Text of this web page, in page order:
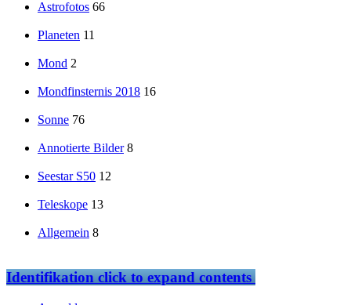
Astrofotos 66
Planeten 11
Mond 2
Mondfinsternis 2018 16
Sonne 76
Annotierte Bilder 8
Seestar S50 12
Teleskope 13
Allgemein 8
Identifikationclick to expand contents